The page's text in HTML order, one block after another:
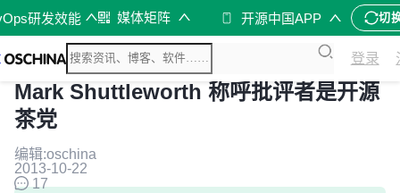
研发效能 媒体矩阵 开源中国APP 切
登录
Mark Shuttleworth 称呼批评者是开源
茶党
编辑:oschina
2013-10-22
17